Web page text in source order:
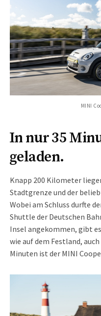
MINI
In nur 35
geladen.
Knapp 200 Kilometer
Stadtgrenze und der
Wobei am Schluss durfte
Shuttle der Deutschen
Insel angekommen, gibt
wie auf dem Festland,
Minuten ist der MINI